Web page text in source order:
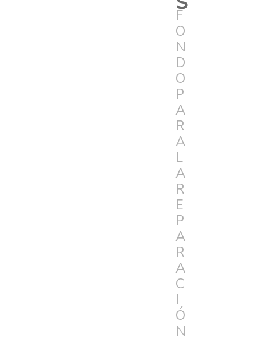
F
O
N
D
O
P
A
R
A
L
A
R
E
P
A
R
A
C
I
Ó
N